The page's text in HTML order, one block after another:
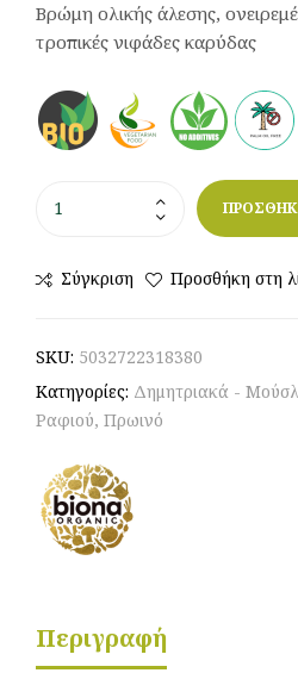
Βρώμη ολικής άλεσης,
τροπικές νιφάδες καρύδας
Σύγκριση Προσθήκη στη
SKU: 5032722318380
Κατηγορίες: Δημητριακά -
Ραφιού, Πρωινό
Περιγραφή